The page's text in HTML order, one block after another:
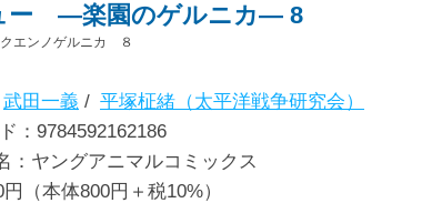
ー ―楽園のゲルニカ― 8
エンノゲルニカ ８
武田一義 / 平塚柾緒（太平洋戦争研究会）
：9784592162186
：ヤングアニマルコミックス
（本体800円＋税10%）